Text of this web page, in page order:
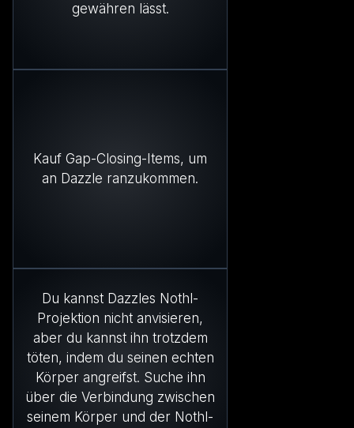
gewähren lässt.
Kauf Gap-Closing-Items, um
an Dazzle ranzukommen.
Du kannst Dazzles Nothl-
Projektion nicht anvisieren,
aber du kannst ihn trotzdem
töten, indem du seinen echten
Körper angreifst. Suche ihn
über die Verbindung zwischen
seinem Körper und der Nothl-